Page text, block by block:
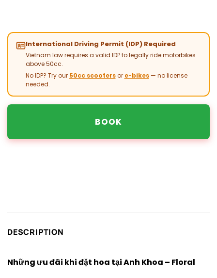
International Driving Permit (IDP) Required
Vietnam law requires a valid IDP to legally ride motorbikes
above 50cc.
No IDP? Try our 50cc scootersor e-bikes— no license
needed.
BOOK
DESCRIPTION
Những ưu đãi khi đặt hoa tại Anh Khoa – Floral